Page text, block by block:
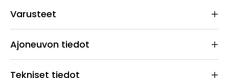
Varusteet
Ajoneuvon tiedot
Tekniset tiedot